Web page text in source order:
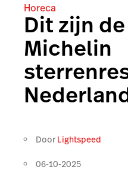
Horeca
Dit zijn
Michelin
Door Lightspeed
06-10-2025